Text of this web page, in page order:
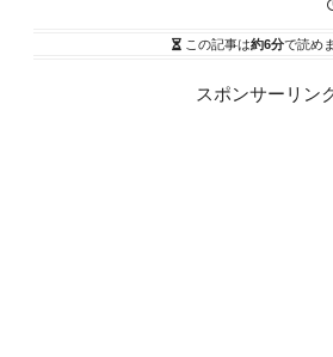
この記事は約6分で読め
スポンサーリン